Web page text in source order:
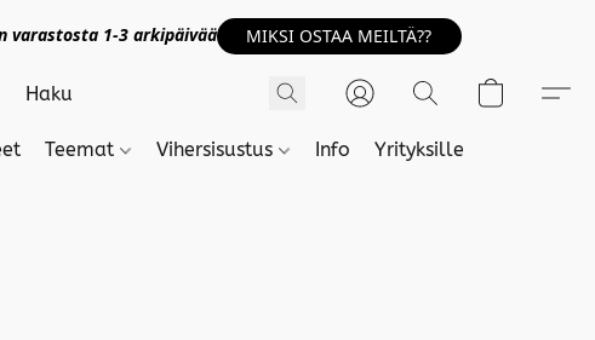
varastosta 1-3 arkipäivää MIKSI OSTAA MEILTÄ??
Teemat Vihersisustus Info Yrityksille